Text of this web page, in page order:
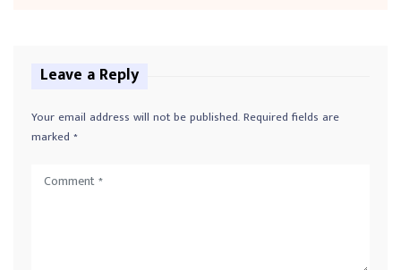
Leave a Reply
Your email address will not be published.Required fields are
marked *